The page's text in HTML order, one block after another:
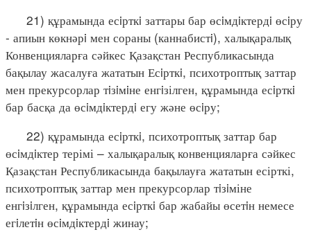
21) құрамында есiрткi заттары бар өсiмдiктердi өсiру
- апиын көкнәрi мен сораны (каннабистi), халықаралық
Конвенцияларға сәйкес Қазақстан Республикасында
бақылау жасалуға жататын Есiрткi, психотроптық заттар
мен прекурсорлар тiзiмiне енгiзілген, құрамында есiрткi
бар басқа да өсiмдiктердi егу және өсiру;
22) құрамында есiрткi, психотроптық заттар бар
өсiмдiктер терімі – халықаралық конвенцияларға сәйкес
Қазақстан Республикасында бақылауға жататын есірткі,
психотроптық заттар мен прекурсорлар тiзiміне
енгiзiлген, құрамында есiрткi бар жабайы өсетiн немесе
егiлетiн өсiмдiктердi жинау;